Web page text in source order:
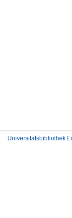
Universitätsbibliothek